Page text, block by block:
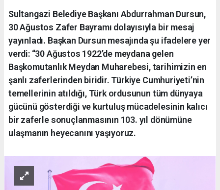
Sultangazi Belediye Başkanı Abdurrahman Dursun,
30 Ağustos Zafer Bayramı dolayısıyla bir mesaj
yayınladı. Başkan Dursun mesajında şu ifadelere yer
verdi: “30 Ağustos 1922’de meydana gelen
Başkomutanlık Meydan Muharebesi, tarihimizin en
şanlı zaferlerinden biridir. Türkiye Cumhuriyeti’nin
temellerinin atıldığı, Türk ordusunun tüm dünyaya
gücünü gösterdiği ve kurtuluş mücadelesinin kalıcı
bir zaferle sonuçlanmasının 103. yıl dönümüne
ulaşmanın heyecanını yaşıyoruz.